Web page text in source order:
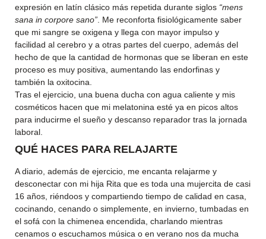
expresión en latín clásico más repetida durante siglos “mens
sana in corpore sano” . Me reconforta fisiológicamente saber
que mi sangre se oxigena y llega con mayor impulso y
facilidad al cerebro y a otras partes del cuerpo, además del
hecho de que la cantidad de hormonas que se liberan en este
proceso es muy positiva, aumentando las endorfinas y
también la oxitocina.
Tras el ejercicio, una buena ducha con agua caliente y mis
cosméticos hacen que mi melatonina esté ya en picos altos
para inducirme el sueño y descanso reparador tras la jornada
laboral.
QUÉ HACES PARA RELAJARTE
A diario, además de ejercicio, me encanta relajarme y
desconectar con mi hija Rita que es toda una mujercita de casi
16 años, riéndoos y compartiendo tiempo de calidad en casa,
cocinando, cenando o simplemente, en invierno, tumbadas en
el sofá con la chimenea encendida, charlando mientras
cenamos o escuchamos música o en verano nos da mucha